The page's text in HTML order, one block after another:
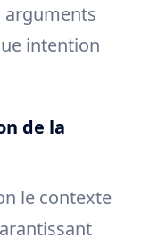
arguments
intention
de la
le contexte